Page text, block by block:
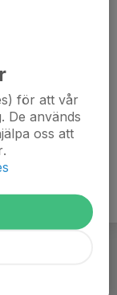
för att vår
De används
oss att